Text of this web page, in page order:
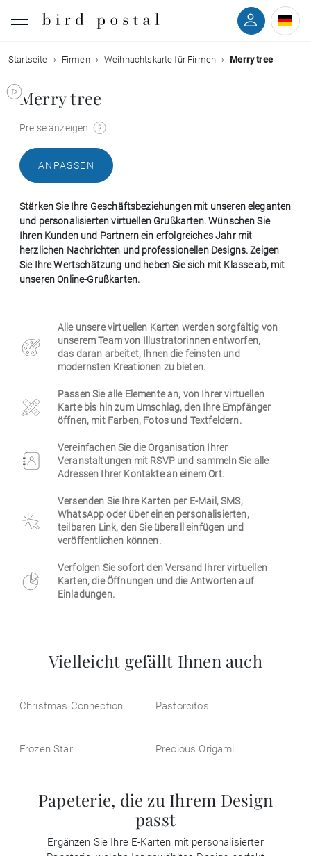
Hochzeit
Geburt
Kommunion
Trauer
Geburtstag
Firmen
Startseite Firmen Weihnachtskarte für Firmen Merry tree
Merry tree
Preise anzeigen
ANPASSEN
Stärken Sie Ihre Geschäftsbeziehungen mit unseren eleganten
und personalisierten virtuellen Grußkarten. Wünschen Sie
Ihren Kunden und Partnern ein erfolgreiches Jahr mit
herzlichen Nachrichten und professionellen Designs. Zeigen
Sie Ihre Wertschätzung und heben Sie sich mit Klasse ab, mit
unseren Online-Grußkarten.
Alle unsere virtuellen Karten werden sorgfältig von
unserem Team von Illustratorinnen entworfen,
das daran arbeitet, Ihnen die feinsten und
modernsten Kreationen zu bieten.
Passen Sie alle Elemente an, von Ihrer virtuellen
Karte bis hin zum Umschlag, den Ihre Empfänger
öffnen, mit Farben, Fotos und Textfeldern.
Vereinfachen Sie die Organisation Ihrer
Veranstaltungen mit RSVP und sammeln Sie alle
Adressen Ihrer Kontakte an einem Ort.
Versenden Sie Ihre Karten per E-Mail, SMS,
WhatsApp oder über einen personalisierten,
teilbaren Link, den Sie überall einfügen und
veröffentlichen können.
Verfolgen Sie sofort den Versand Ihrer virtuellen
Karten, die Öffnungen und die Antworten auf
Einladungen.
Vielleicht gefällt Ihnen auch
Christmas Connection Pastorcitos
Frozen Star Precious Origami
Papeterie, die zu Ihrem Design
passt
Ergänzen Sie Ihre E-Karten mit personalisierter